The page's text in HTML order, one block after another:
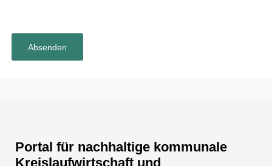
Portal für nachhaltige kommunale
Kreislaufwirtschaft und